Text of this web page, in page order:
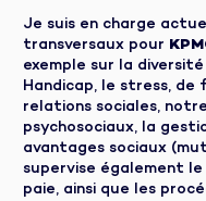
Je suis en charge
transversaux pour
exemple sur la diversité
Handicap, le stress,
relations sociales,
psychosociaux, la
avantages sociaux
supervise également
paie, ainsi que les